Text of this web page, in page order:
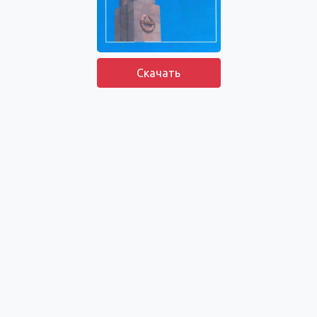
Скачать